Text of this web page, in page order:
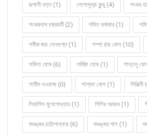
রূপালী দত্ত (1) লোপামুদ্রা কুন্ডু (4) শংকর
শংকরনাথ চক্রবর্তী (2) শমিত কর্মকার (1)
শমীক জয় সেনগুপ্ত (1) শম্পা রায় বোস (10)
শর্মিলা ঘোষ (6) শর্মিষ্ঠা ঘোষ (1) শান্তনু
শামীম নওয়াজ (0) শাশ্বত বোস (1) শিঞ্জিনী
শিবাশিস মুখোপাধ্যায় (1) শিশির আজম (1)
শুভঙ্কর চট্টোপাধ্যায় (6) শুভঙ্কর পাল (1)